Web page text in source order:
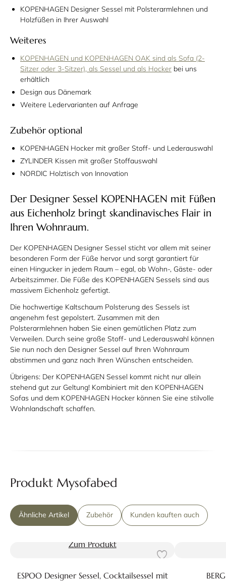
KOPENHAGEN Designer Sessel mit Polsterarmlehnen und
Holzfüßen in Ihrer Auswahl
Weiteres
KOPENHAGEN und KOPENHAGEN OAK sind als Sofa (2-
Sitzer oder 3-Sitzer), als Sessel und als Hocker bei uns
erhältlich
Design aus Dänemark
Weitere Ledervarianten auf Anfrage
Zubehör optional
KOPENHAGEN Hocker mit großer Stoff- und Lederauswahl
ZYLINDER Kissen mit großer Stoffauswahl
NORDIC Holztisch von Innovation
Der Designer Sessel KOPENHAGEN mit Füßen
aus Eichenholz bringt skandinavisches Flair in
Ihren Wohnraum.
Der KOPENHAGEN Designer Sessel sticht vor allem mit seiner
besonderen Form der Füße hervor und sorgt garantiert für
einen Hingucker in jedem Raum – egal, ob Wohn-, Gäste- oder
Arbeitszimmer. Die Füße des KOPENHAGEN Sessels sind aus
massivem Eichenholz gefertigt.
Die hochwertige Kaltschaum Polsterung des Sessels ist
angenehm fest gepolstert. Zusammen mit den
Polsterarmlehnen haben Sie einen gemütlichen Platz zum
Verweilen. Durch seine große Stoff- und Lederauswahl können
Sie nun noch den Designer Sessel auf Ihren Wohnraum
abstimmen und ganz nach Ihren Wünschen entscheiden.
Übrigens: Der KOPENHAGEN Sessel kommt nicht nur allein
stehend gut zur Geltung! Kombiniert mit den KOPENHAGEN
Sofas und dem KOPENHAGEN Hocker können Sie eine stilvolle
Wohnlandschaft schaffen.
Produkt Mysofabed
Ähnliche Artikel Zubehör Kunden kauften auch
Zum Produkt
ESPOO Designer Sessel, Cocktailsessel mit